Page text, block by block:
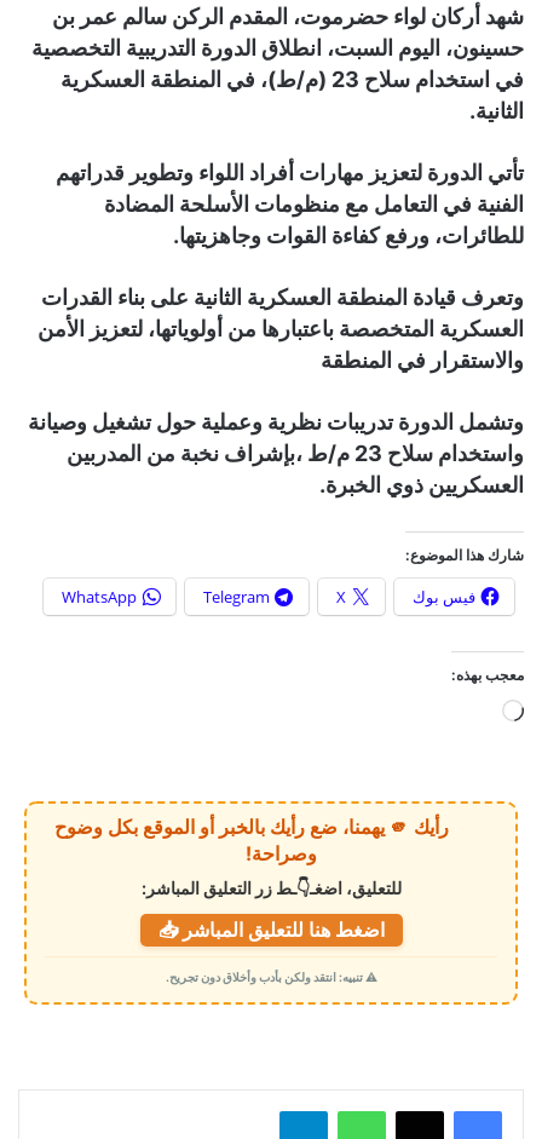
شهد أركان لواء حضرموت، المقدم الركن سالم عمر بن
حسينون، اليوم السبت، انطلاق الدورة التدريبية التخصصية
في استخدام سلاح 23 (م/ط)، في المنطقة العسكرية
الثانية.
تأتي الدورة لتعزيز مهارات أفراد اللواء وتطوير قدراتهم
الفنية في التعامل مع منظومات الأسلحة المضادة
للطائرات، ورفع كفاءة القوات وجاهزيتها.
وتعرف قيادة المنطقة العسكرية الثانية على بناء القدرات
العسكرية المتخصصة باعتبارها من أولوياتها، لتعزيز الأمن
والاستقرار في المنطقة
وتشمل الدورة تدريبات نظرية وعملية حول تشغيل وصيانة
واستخدام سلاح 23 م/ط ،بإشراف نخبة من المدربين
العسكريين ذوي الخبرة.
شارك هذا الموضوع:
فيس بوك X
Telegram
WhatsApp
معجب بهذه:
ي
م
ي
رأيك 🫵 يهمنا، ضع رأيك بالخبر أو الموقع بكل وضوح
وصراحة!
للتعليق، اضغـ👇ـط زر التعليق المباشر:
اضغط هنا للتعليق المباشر 📥
⚠️ تنبيه: انتقد ولكن بأدب وأخلاق دون تجريح.
واتساب